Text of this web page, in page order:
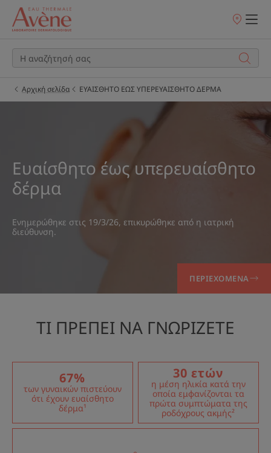
Σημεία
Αρχική σελίδα ΕΥΑΙΣΘΗΤΟ ΕΩΣ ΥΠΕΡΕΥΑΙΣΘΗΤΟ ΔΕΡΜΑ
Ευαίσθητο έως υπερευαίσθητο
δέρμα
Ενημερώθηκε στις 19/3/26, επικυρώθηκε από η ιατρική
διεύθυνση.
ΠΕΡΙΕΧΌΜΕΝΑ
ΤΙ ΠΡΕΠΕΙ ΝΑ ΓΝΩΡΙΖΕΤΕ
67%
των γυναικών πιστεύουν
ότι έχουν ευαίσθητο
δέρμα¹
30 ετών
η μέση ηλικία κατά την
οποία εμφανίζονται τα
πρώτα συμπτώματα της
ροδόχρους ακμής²